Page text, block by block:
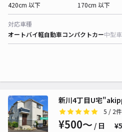
420cm 以下
170cm 以下
対応車種
オートバイ軽自動車コンパクトカー中型車
新川4丁目U宅
5 / 2件
¥500〜 / 日